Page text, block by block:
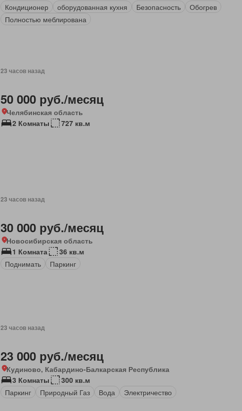
Кондиционер
оборудованная кухня Безопасность
Обогрев
Полностью меблирована
23 часов назад
50 000 руб./месяц
Челябинская область
2 Комнаты
727 кв.м
23 часов назад
30 000 руб./месяц
Новосибирская область
1 Комната
36 кв.м
Поднимать
Паркинг
23 часов назад
23 000 руб./месяц
Кудиново, Кабардино-Балкарская Республика
3 Комнаты
300 кв.м
Паркинг
Природный Газ Вода Электричество